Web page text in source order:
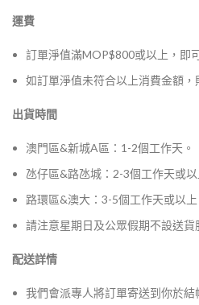
運費
訂單淨值滿MOP$800或以上，即
如訂單淨值未符合以上消費金額，
出貨時間
澳門區&新城A區：1-2個工作天。
氹仔區&路氹城：2-3個工作天或以
路環區&澳大：3-5個工作天或以上
請注意星期日及公眾假期不設送貨
配送詳情
我們會派專人將訂單寄送到你於結